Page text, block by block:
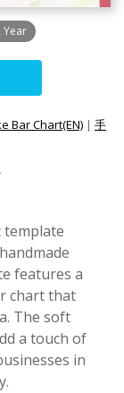
Year
Bar Chart(EN) | 手
features a
chart that
The soft
a touch of
in